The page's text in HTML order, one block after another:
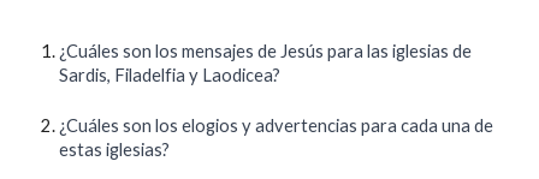
¿Cuáles son los mensajes de Jesús para las iglesias de
Sardis, Filadelfia y Laodicea?
¿Cuáles son los elogios y advertencias para cada una de
estas iglesias?